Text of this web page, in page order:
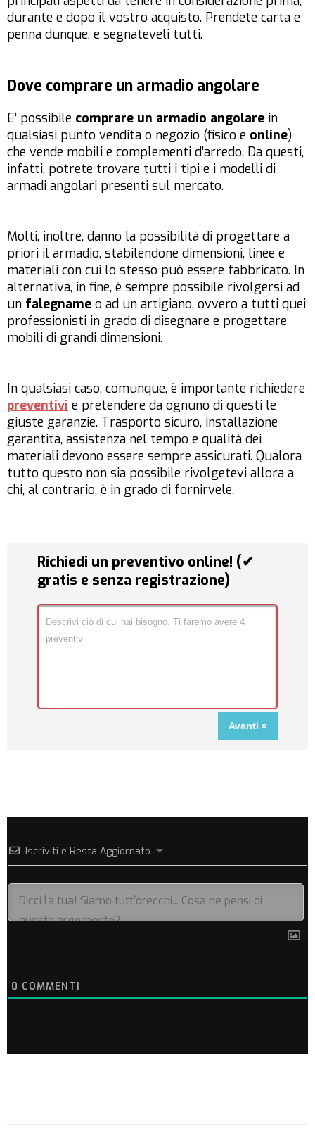
durante e dopo il vostro acquisto. Prendete carta e
penna dunque, e segnateveli tutti.
Dove comprare un armadio angolare
E’ possibile comprare un armadio angolare in
qualsiasi punto vendita o negozio (fisico e online)
che vende mobili e complementi d’arredo. Da questi,
infatti, potrete trovare tutti i tipi e i modelli di
armadi angolari presenti sul mercato.
Molti, inoltre, danno la possibilità di progettare a
priori il armadio, stabilendone dimensioni, linee e
materiali con cui lo stesso può essere fabbricato. In
alternativa, in fine, è sempre possibile rivolgersi ad
un falegname o ad un artigiano, ovvero a tutti quei
professionisti in grado di disegnare e progettare
mobili di grandi dimensioni.
In qualsiasi caso, comunque, è importante richiedere
preventivi e pretendere da ognuno di questi le
giuste garanzie. Trasporto sicuro, installazione
garantita, assistenza nel tempo e qualità dei
materiali devono essere sempre assicurati. Qualora
tutto questo non sia possibile rivolgetevi allora a
chi, al contrario, è in grado di fornirvele.
Richiedi un preventivo online! (✔
gratis e senza registrazione)
Iscriviti e Resta Aggiornato
0 COMMENTI